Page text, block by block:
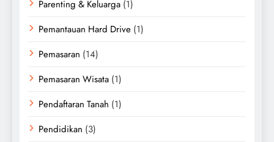
Parenting & Keluarga (1)
Pemantauan Hard Drive (1)
Pemasaran (14)
Pemasaran Wisata (1)
Pendaftaran Tanah (1)
Pendidikan (3)